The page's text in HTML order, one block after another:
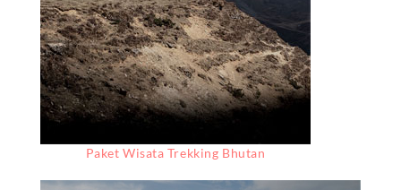
Paket Wisata Trekking Bhutan